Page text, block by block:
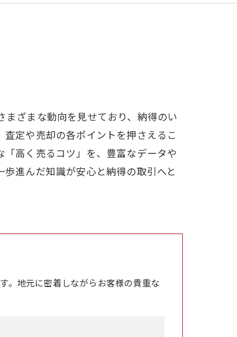
ざまな動向を見せており、納得のい
定や売却の各ポイントを押さえるこ
高く売るコツ」を、豊富なデータや
進んだ知識が安心と納得の取引へと
。地元に密着しながらお客様の貴重な